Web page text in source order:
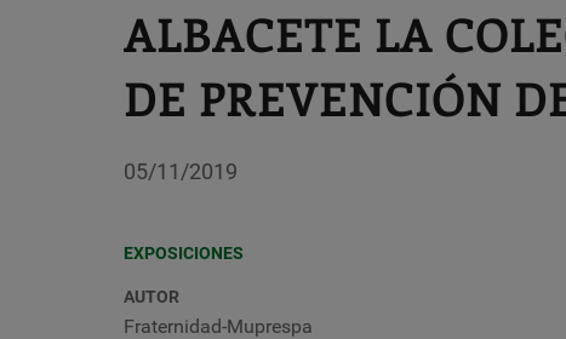
ALBACETE LA
DE PREVENCIÓN
05/11/2019
EXPOSICIONES
AUTOR
Fraternidad-Muprespa